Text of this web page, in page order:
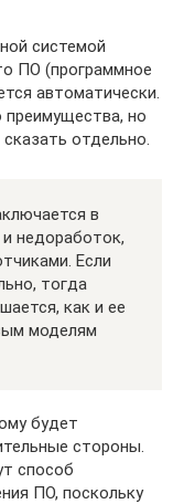
системой
ПО (программное
автоматически.
но
отдельно.
в
недоработок,
Если
тогда
как и ее
моделям
будет
стороны.
способ
ПО, поскольку